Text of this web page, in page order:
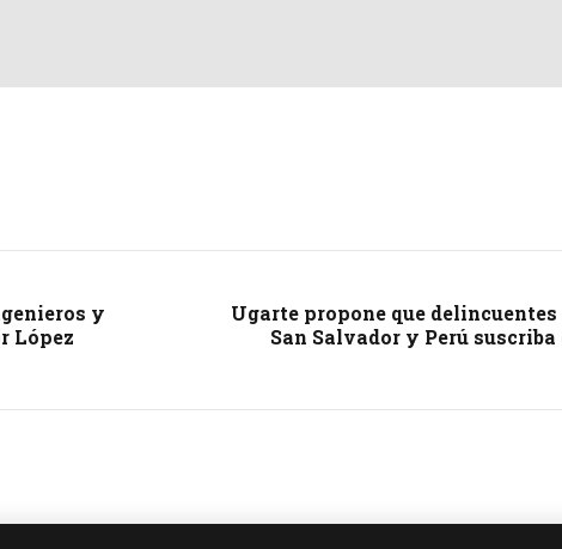
y
López
Ugarte propone que
San Salvador y Perú